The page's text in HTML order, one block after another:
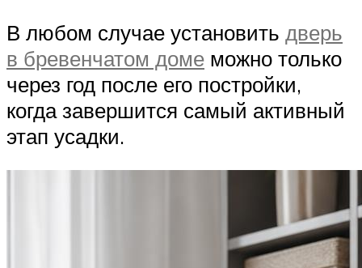
В любом случае установить дверь
в бревенчатом доме можно только
через год после его постройки,
когда завершится самый активный
этап усадки.